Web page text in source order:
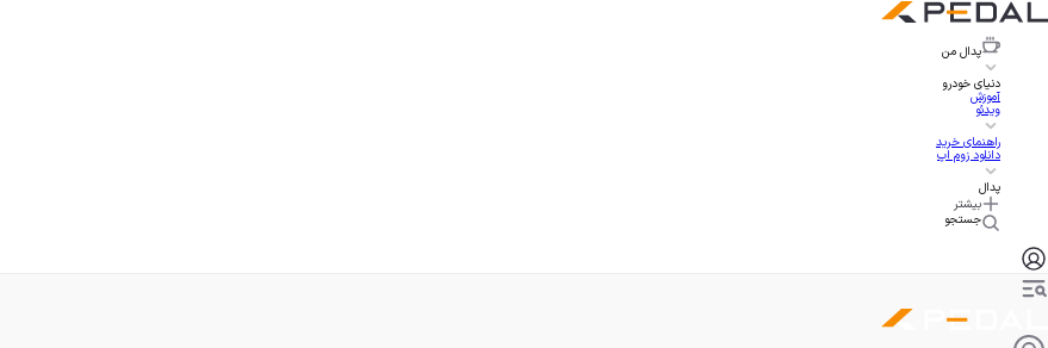
پدال من
دنیای خودرو
آموزش
ویدئو
راهنمای خرید
دانلود زوم اپ
پدال
بیشتر
جستجو